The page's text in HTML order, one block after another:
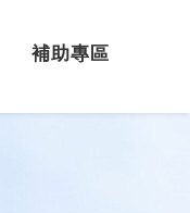
補助專區